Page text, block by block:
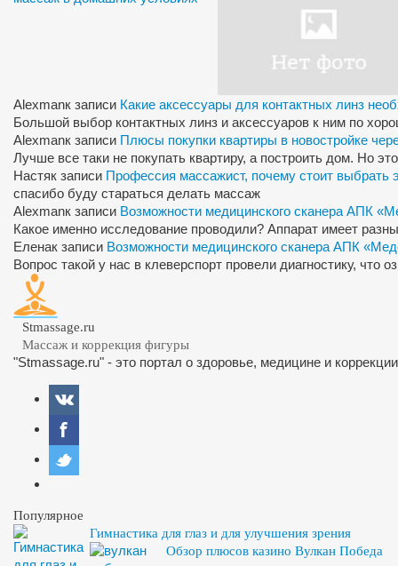
Alexmanк записи Какие аксессуары для контактных линз
Большой выбор контактных линз и аксессуаров к ним по
Alexmanк записи Плюсы покупки квартиры в новостройке
Лучше все таки не покупать квартиру, а построить дом. Но
Настяк записи Профессия массажист, почему стоит выбрать
спасибо буду стараться делать массаж
Alexmanк записи Возможности медицинского сканера АПК
Какое именно исследование проводили? Аппарат имеет
Еленак записи Возможности медицинского сканера АПК
Вопрос такой у нас в клеверспорт провели диагностику, что
Stmassage.ru
Массаж и коррекция фигуры
"Stmassage.ru" - это портал о здоровье, медицине и
Популярное
Гимнастика для глаз и для улучшения зрения
Обзор плюсов казино Вулкан Победа